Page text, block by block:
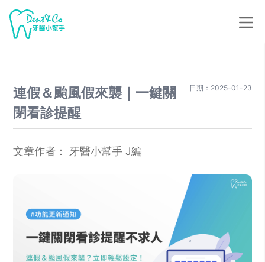
連假＆颱風假來襲｜一鍵關
閉看診提醒
日期：2025-01-23
文章作者： 牙醫小幫手 J編